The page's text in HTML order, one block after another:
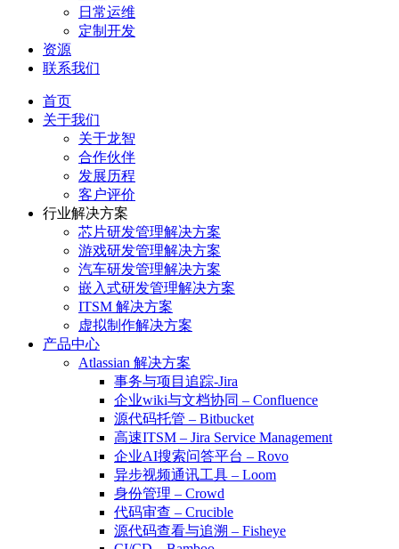
日常运维
定制开发
资源
联系我们
首页
关于我们
关于龙智
合作伙伴
发展历程
客户评价
行业解决方案
芯片研发管理解决方案
游戏研发管理解决方案
汽车研发管理解决方案
嵌入式研发管理解决方案
ITSM 解决方案
虚拟制作解决方案
产品中心
Atlassian 解决方案
事务与项目追踪-Jira
企业wiki与文档协同 – Confluence
源代码托管 – Bitbucket
高速ITSM – Jira Service Management
企业AI搜索问答平台 – Rovo
异步视频通讯工具 – Loom
身份管理 – Crowd
代码审查 – Crucible
源代码查看与追溯 – Fisheye